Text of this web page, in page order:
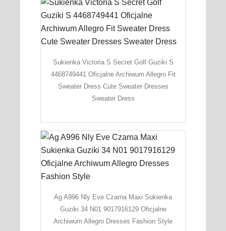
Sukienka Victoria S Secret Golf Guziki S
4468749441 Oficjalne Archiwum Allegro Fit
Sweater Dress Cute Sweater Dresses
Sweater Dress
Ag A996 Nly Eve Czarna Maxi Sukienka
Guziki 34 N01 9017916129 Oficjalne
Archiwum Allegro Dresses Fashion Style